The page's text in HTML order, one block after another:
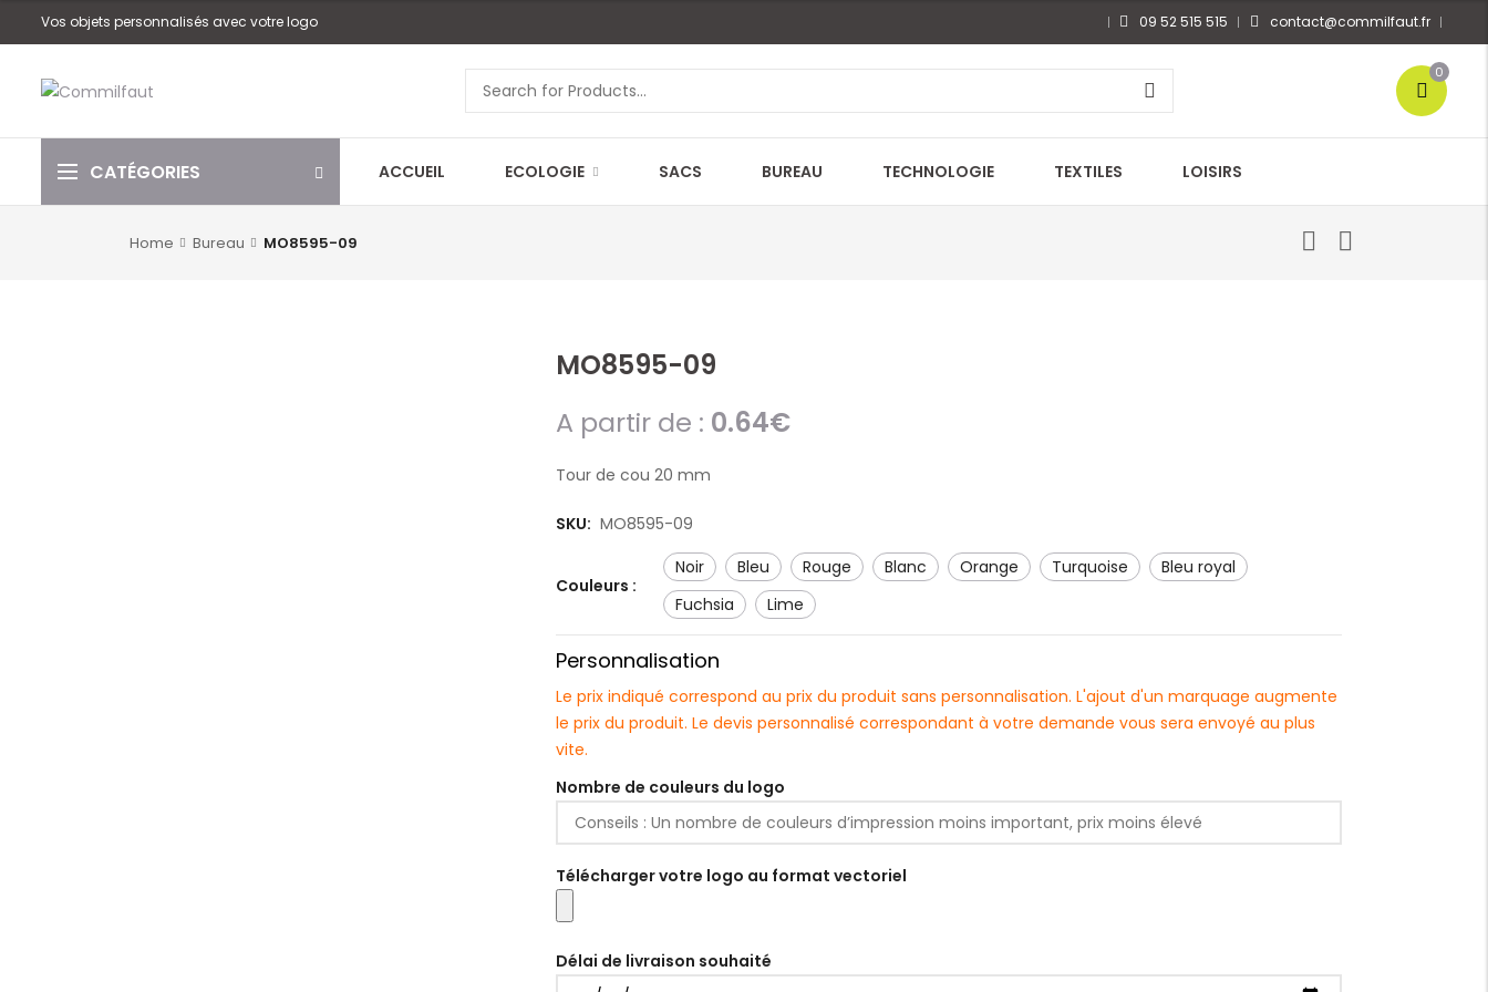
Vos objets personnalisés avec votre logo 09 52 515 515 contact@commilfaut.fr
0
CATÉGORIES ACCUEIL ECOLOGIE SACS BUREAU TECHNOLOGIE TEXTILES LOISIRS
Home Bureau MO8595-09
MO8595-09
A partir de : 0.64€
Tour de cou 20 mm
SKU: MO8595-09
Couleurs :
noir bleu rouge blanc orange turquoise
bleu royal
fuchsia
lime
Personnalisation
Le prix indiqué correspond au prix du produit sans personnalisation. L'ajout d'un marquage augmente
le prix du produit. Le devis personnalisé correspondant à votre demande vous sera envoyé au plus
vite.
Nombre de couleurs du logo
Télécharger votre logo au format vectoriel
Délai de livraison souhaité